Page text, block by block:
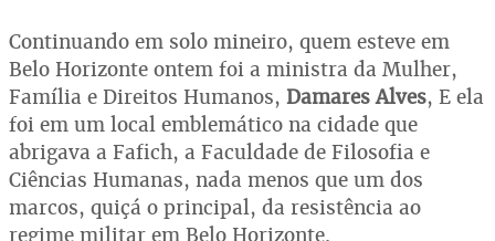
Continuando em solo mineiro, quem esteve em
Belo Horizonte ontem foi a ministra da Mulher,
Família e Direitos Humanos, Damares Alves, E ela
foi em um local emblemático na cidade que
abrigava a Fafich, a Faculdade de Filosofia e
Ciências Humanas, nada menos que um dos
marcos, quiçá o principal, da resistência ao
regime militar em Belo Horizonte.